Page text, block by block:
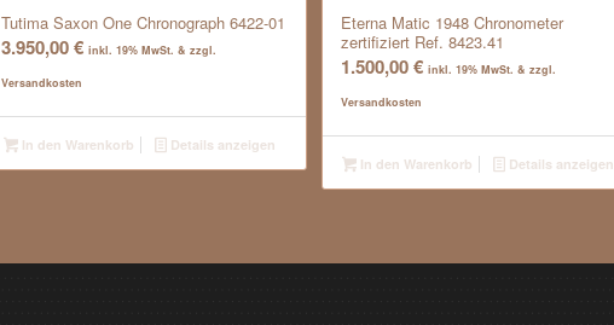
Tutima Saxon One Chronograph 6422-01
3.950,00€ inkl. 19% MwSt. & zzgl.
Versandkosten
In den Warenkorb Details anzeigen
Eterna Matic 1948 Chronometer
zertifiziert Ref. 8423.41
1.500,00€ inkl. 19% MwSt. & zzgl.
Versandkosten
In den Warenkorb Details anzeigen